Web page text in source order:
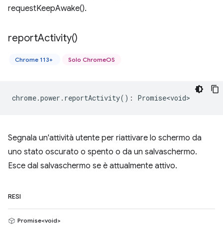
requestKeepAwake().
reportActivity()
Chrome 113+ Solo ChromeOS
chrome.power . reportActivity() : Promise<void>
Segnala un'attività utente per riattivare lo schermo da
uno stato oscurato o spento o da un salvaschermo.
Esce dal salvaschermo se è attualmente attivo.
RESI
Promise<void>